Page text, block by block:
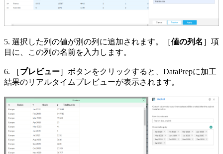
5. 選択した列の値が別の列に追加されます。［値の列名 ］項
目に、この列の名前を入力します。
6. ［プレビュー］ボタンをクリックすると、DataPrepに加工
結果のリアルタイムプレビューが表示されます。